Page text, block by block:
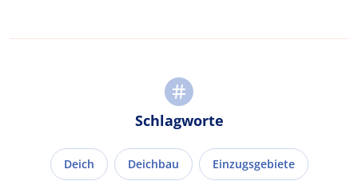
Schlagworte
Deich Deichbau Einzugsgebiete